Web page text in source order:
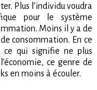
Plus l’individu voudra
pour le système
Moins il y a de
consommation. En ce
ce qui signifie ne plus
ce genre de
en moins à écouler.